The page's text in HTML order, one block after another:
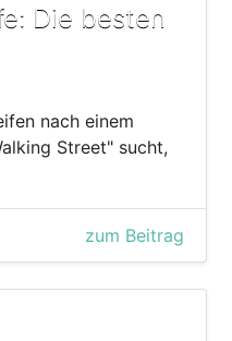
Die besten
nach einem
Street" sucht,
zum Beitrag